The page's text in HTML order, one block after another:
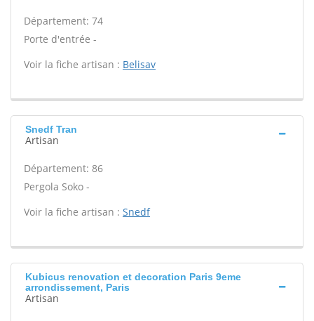
Département: 74
Porte d'entrée -
Voir la fiche artisan : Belisav
Snedf Tran
Artisan
Département: 86
Pergola Soko -
Voir la fiche artisan : Snedf
Kubicus renovation et decoration Paris 9eme
arrondissement, Paris
Artisan